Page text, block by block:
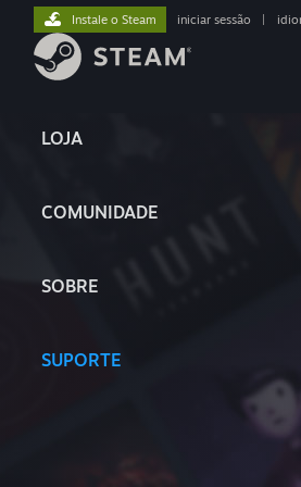
LOJA
COMUNIDADE
SOBRE
SUPORTE
Instale o Steam iniciar sessão